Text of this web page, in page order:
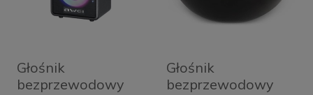
Głośnik
bezprzewodowy
Głośnik
bezprzewodowy